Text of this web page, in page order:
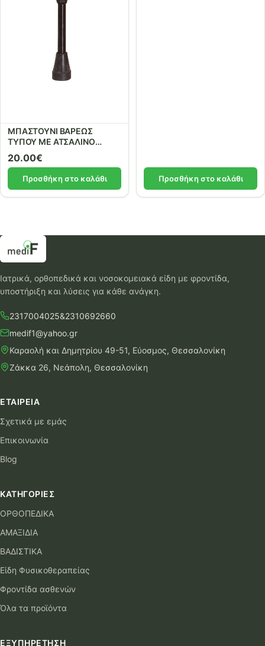
ΜΠΑΣΤΟΥΝΙ ΒΑΡΕΩΣ
ΤΥΠΟΥ ΜΕ ΑΤΣΑΛΙΝΟ
ΣΚΕΛΕΤΟ
20.00€
Προσθήκη στο καλάθι Προσθήκη στο καλάθι
Ιατρικά, ορθοπεδικά και νοσοκομειακά είδη με φροντίδα,
υποστήριξη και λύσεις για κάθε ανάγκη.
2317004025&2310692660
medif1@yahoo.gr
Καραολή και Δημητρίου 49-51, Εύοσμος, Θεσσαλονίκη
Ζάκκα 26, Νεάπολη, Θεσσαλονίκη
ΕΤΑΙΡΕΊΑ
Σχετικά με εμάς
Επικοινωνία
Blog
ΚΑΤΗΓΟΡΊΕΣ
ΟΡΘΟΠΕΔΙΚΑ
ΑΜΑΞΙΔΙΑ
ΒΑΔΙΣΤΙΚΑ
Είδη Φυσικοθεραπείας
Φροντίδα ασθενών
Όλα τα προϊόντα
ΕΞΥΠΗΡΈΤΗΣΗ